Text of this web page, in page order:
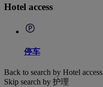
Hotel access
停车
Back to search by Hotel access
Skip search by 护理